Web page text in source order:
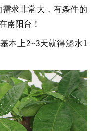
求非常大，有条件的
南阳台！
本上2~3天就得浇水1